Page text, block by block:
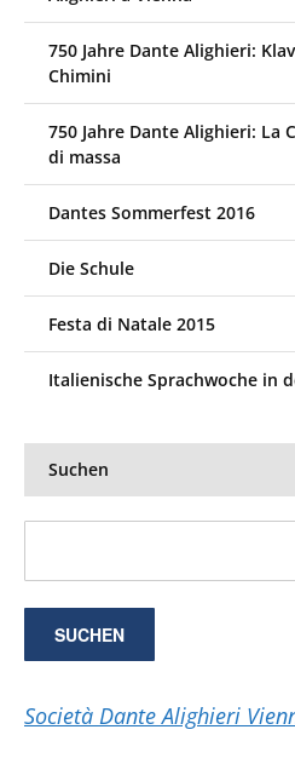
750 Jahre Dante Alighieri:
Chimini
750 Jahre Dante Alighieri: La
di massa
Dantes Sommerfest 2016
Die Schule
Festa di Natale 2015
Italienische Sprachwoche in
Suchen
Società Dante Alighieri